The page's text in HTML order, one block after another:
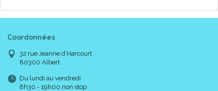
Coordonnées
32 rue Jeanne d’Harcourt
80300 Albert
Du lundi au vendredi
8h30 - 19h00 non stop